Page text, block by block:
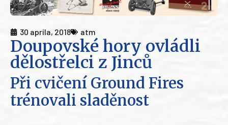
30 apríla, 2018 atm
Doupovské hory ovládli
dělostřelci z Jinců
Při cvičení Ground Fires
trénovali sladěnost